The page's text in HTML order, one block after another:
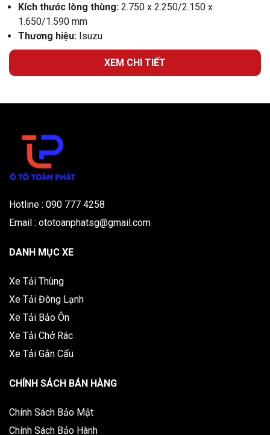
Kích thước lòng thùng: 2.750 x 2.250/2.150 x
1.650/1.590 mm
Thương hiệu: Isuzu
XEM CHI TIẾT
Hotline : 090 777 4258
Email : ototoanphatsg@gmail.com
DANH MỤC XE
Xe Tải Thùng
Xe Tải Đông Lạnh
Xe Tải Bảo Ôn
Xe Tải Chở Rác
Xe Tải Gắn Cẩu
CHÍNH SÁCH BÁN HÀNG
Chính Sách Bảo Mật
Chính Sách Bảo Hành